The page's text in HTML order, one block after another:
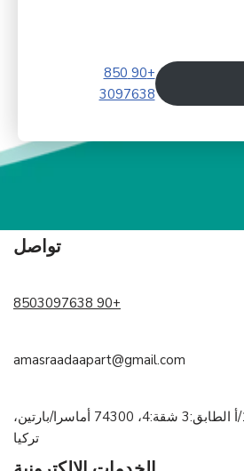
+90 850
3097638
تواصل
+90 8503097638
amasraadaapart@gmail.com
كوم، ديرياني Sk. رقم:1/أ الطابق:3 شقة:4، 74300 أماسرا/بارتين،
تركيا